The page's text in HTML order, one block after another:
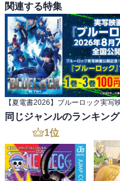
関連する特集
同じジャンルのランキング
1位